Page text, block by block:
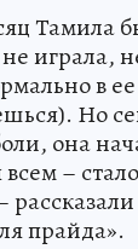
Тамила
играла,
в
Но
она
–
прайда».